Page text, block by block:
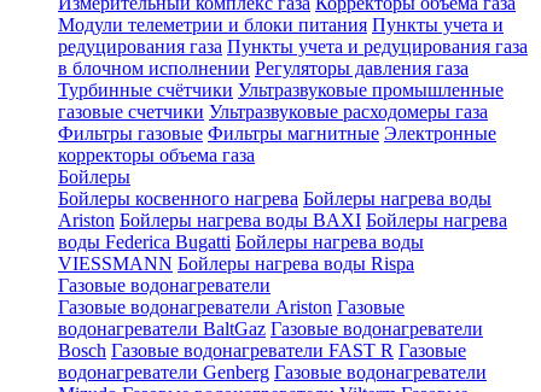
Модули телеметрии и блоки питания Пункты учета и
редуцирования газа Пункты учета и редуцирования газа
в блочном исполнении Регуляторы давления газа
Турбинные счётчики Ультразвуковые промышленные
газовые счетчики Ультразвуковые расходомеры газа
Фильтры газовые Фильтры магнитные Электронные
корректоры объема газа
Бойлеры
Бойлеры косвенного нагрева Бойлеры нагрева воды
Ariston Бойлеры нагрева воды BAXI Бойлеры нагрева
воды Federica Bugatti Бойлеры нагрева воды
VIESSMANN Бойлеры нагрева воды Rispa
Газовые водонагреватели
Газовые водонагреватели Ariston Газовые
водонагреватели BaltGaz Газовые водонагреватели
Bosch Газовые водонагреватели FAST R Газовые
водонагреватели Genberg Газовые водонагреватели